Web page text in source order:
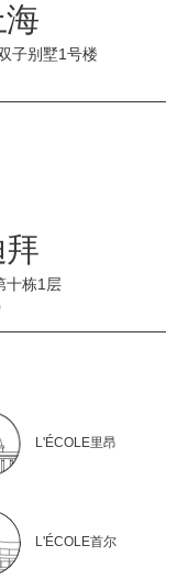
海
子别墅1号楼
拜
十栋1层
L'ÉCOLE里昂
L'ÉCOLE首尔